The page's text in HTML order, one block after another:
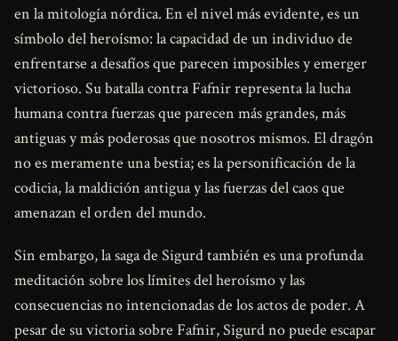
en la mitología nórdica. En el nivel más evidente, es un
símbolo del heroísmo: la capacidad de un individuo de
enfrentarse a desafíos que parecen imposibles y emerger
victorioso. Su batalla contra Fafnir representa la lucha
humana contra fuerzas que parecen más grandes, más
antiguas y más poderosas que nosotros mismos. El dragón
no es meramente una bestia; es la personificación de la
codicia, la maldición antigua y las fuerzas del caos que
amenazan el orden del mundo.
Sin embargo, la saga de Sigurd también es una profunda
meditación sobre los límites del heroísmo y las
consecuencias no intencionadas de los actos de poder. A
pesar de su victoria sobre Fafnir, Sigurd no puede escapar